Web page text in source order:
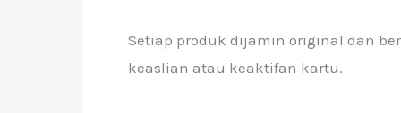
Setiap produk dijamin original dan
keaslian atau keaktifan kartu.